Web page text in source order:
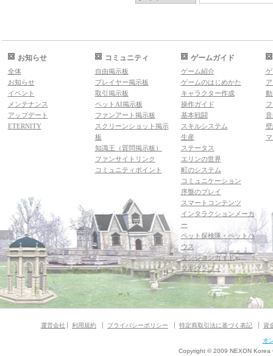
お知らせ
全体
お知らせ
イベント
メンテナンス
アップデート
ETERNITY
コミュニティ
自由掲示板
プレイヤー掲示板
取引掲示板
ペットAI掲示板
ファンアート掲示板
スクリーンショット掲示
板
知識王（質問掲示板）
ファンサイトリンク
コミュニティポイント
ゲームガイド
ゲーム紹介
ゲームのはじめかた
キャラクター作成
操作ガイド
基本戦闘
スキルシステム
生産
ステータス
エリンの世界
町のシステム
コミュニケーション
序盤のプレイ
スマートコンテンツ
インタラクションメーカ
ー
ペット探検隊・ペットハ
ウス
ダンジョンガイド
マギグラフィ
運営会社 利用規約 プライバシーポリシー 特定商取引法に基づく表記 資
オ
Copyright © 2009 NEXON Korea